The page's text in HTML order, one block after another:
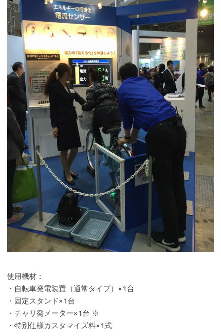
使用機材：
・自転車発電装置（通常タイプ）×1台
・固定スタンド×1台
・チャリ発メーター×1台 ※
・特別仕様カスタマイズ料×1式